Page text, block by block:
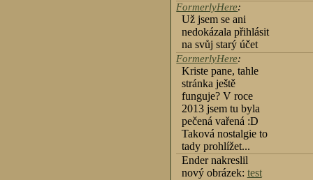
FormerlyHere:
Už jsem se ani
nedokázala přihlásit
na svůj starý účet
FormerlyHere:
Kriste pane, tahle
stránka ještě
funguje? V roce
2013 jsem tu byla
pečená vařená :D
Taková nostalgie to
tady prohlížet...
Ender nakreslil
nový obrázek: test